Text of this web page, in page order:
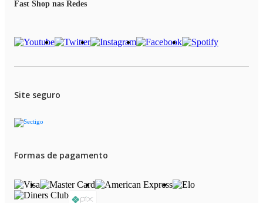
Fast Shop nas Redes
Site seguro
Formas de pagamento